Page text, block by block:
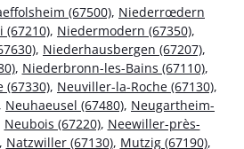
(67500), Niederrœdern
(67210), Niedermodern (67350),
, Niederhausbergen (67207),
, Niederbronn-les-Bains (67110),
(67330), Neuviller-la-Roche (67130),
, Neuhaeusel (67480), Neugartheim-
Neubois (67220), Neewiller-près-
Natzwiller (67130), Mutzig (67190),